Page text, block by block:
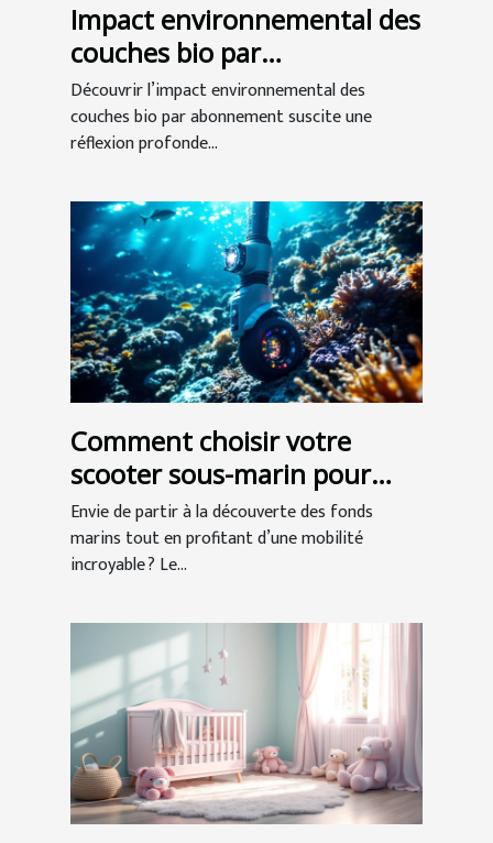
Impact environnemental des
couches bio par
abonnement
Découvrir l’impact environnemental des
couches bio par abonnement suscite une
réflexion profonde...
Comment choisir votre
scooter sous-marin pour
l'exploration ?
Envie de partir à la découverte des fonds
marins tout en profitant d’une mobilité
incroyable ? Le...